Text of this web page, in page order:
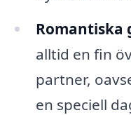
Romantiska
alltid en fin
partner,
en speciell